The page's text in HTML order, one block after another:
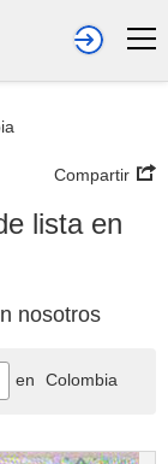
Compartir
lista en
nosotros
en Colombia